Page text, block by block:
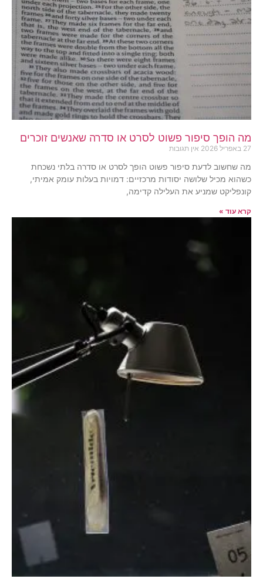
מה הופך סיפור פשוט לסרט או סדרה שאנשים זוכרים
27 באפריל 2026 אין תגובות
מה שחשוב לדעת סיפור פשוט הופך לסרט או סדרה בלתי נשכחת
כשהוא מכיל שלושה יסודות מרכזיים: דמויות בעלות עומק אמיתי,
קונפליקט שמניע את העלילה קדימה,
קרא עוד »